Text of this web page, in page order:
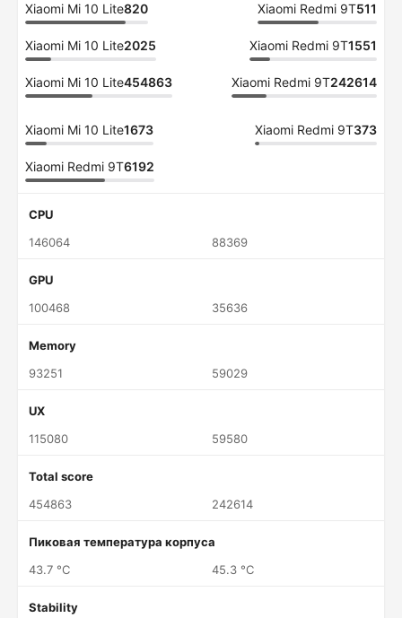
Xiaomi Mi 10 Lite820 Xiaomi Redmi 9T511
Xiaomi Mi 10 Lite2025 Xiaomi Redmi 9T1551
Xiaomi Mi 10 Lite454863 Xiaomi Redmi 9T242614
Xiaomi Mi 10 Lite1673 Xiaomi Redmi 9T373
Xiaomi Redmi 9T6192
CPU
146064
88369
GPU
100468
35636
Memory
93251
59029
UX
115080
59580
Total score
454863
242614
Пиковая температура корпуса
43.7 °C
45.3 °C
Stability